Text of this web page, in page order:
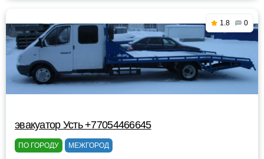
1.8 0
эвакуатор Усть +77054466645
ПО ГОРОДУ МЕЖГОРОД